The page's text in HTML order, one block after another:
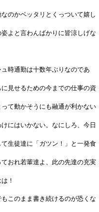
のかベッタリとくっついて嬉し
よと言わんばかりに皆涼しげな
時通勤は十数年ぶりなのであ
見せるための今までの仕事の資
て動かそうにも融通が利かない
にはいかない。なにしろ、今日
生徒達に「ガツン！」と一発食
おれ若輩達よ、此の先達の充実
！
このまま書き続けるのが恐くな